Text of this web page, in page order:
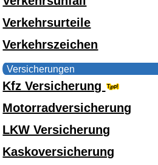
Verkehrsurteile
Verkehrszeichen
Versicherungen
Kfz Versicherung
Motorradversicherung
LKW Versicherung
Kaskoversicherung